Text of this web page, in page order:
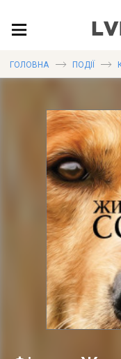
ПУБЛІКАЦІЇ
ДОВІДКА
ГОЛОВНА ПОДІЇ